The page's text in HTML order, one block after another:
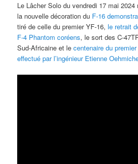
Le Lâcher Solo du vendredi 17 mai 2024
la nouvelle décoration du F-16
tiré de celle du premier YF-16,le retrait
F-4 Phantom coréens, le sort des C-
Sud-Africaine et le centenaire du
effectué par l’ingénieur Etienne